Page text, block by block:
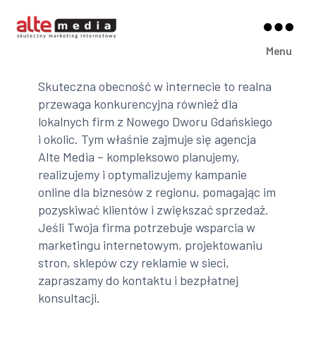
Media
Menu
Skuteczna obecność w internecie to realna
przewaga konkurencyjna również dla
lokalnych firm z Nowego Dworu Gdańskiego
i okolic. Tym właśnie zajmuje się agencja
Alte Media – kompleksowo planujemy,
realizujemy i optymalizujemy kampanie
online dla biznesów z regionu, pomagając im
pozyskiwać klientów i zwiększać sprzedaż.
Jeśli Twoja firma potrzebuje wsparcia w
marketingu internetowym, projektowaniu
stron, sklepów czy reklamie w sieci,
zapraszamy do kontaktu i bezpłatnej
konsultacji.